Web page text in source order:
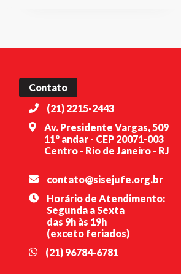
Contato
(21) 2215-2443
Av. Presidente Vargas, 509
11º andar - CEP 20071-003
Centro - Rio de Janeiro - RJ
contato@sisejufe.org.br
Horário de Atendimento:
Segunda a Sexta
das 9h às 19h
(exceto feriados)
(21) 96784-6781